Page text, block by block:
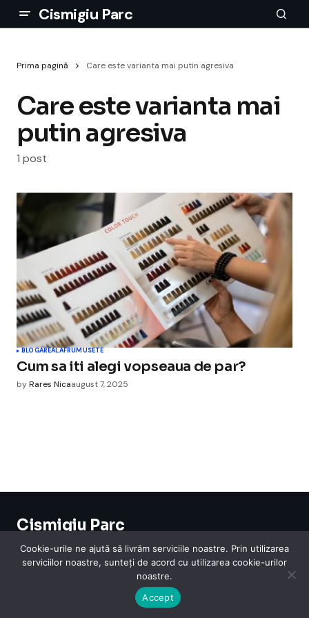
Cismigiu Parc
Prima pagină Care este varianta mai putin agresiva
Care este varianta mai
putin agresiva
1 post
BLOGAREALAFRUMUSETE
Cum sa iti alegi vopseaua de par?
byRares Nicaaugust 7, 2025
Cismigiu Parc
InternetLegislatie MedicalModaSarbatoriTelefoaneContact
Cookie-urile ne ajută să livrăm serviciile noastre. Prin utilizarea
serviciilor noastre, sunteți de acord cu utilizarea cookie-urilor
noastre.
Accept